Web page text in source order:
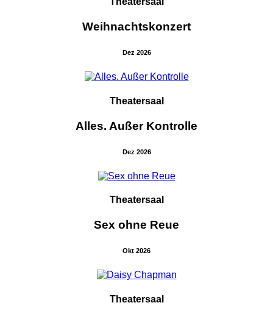
Weihnachtskonzert
Dez 2026
Theatersaal
Alles. Außer Kontrolle
Dez 2026
Theatersaal
Sex ohne Reue
Okt 2026
Theatersaal